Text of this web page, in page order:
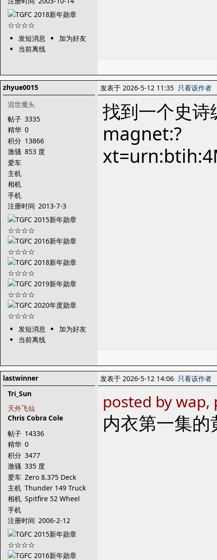
发短消息
加为好友
当前离线
zhyue0015
混世魔头
帖子 3335
精华 0
积分 13866
激骚 853 度
爱车
主机
相机
手机
注册时间 2013-7-3
发短消息
加为好友
当前离线
发表于 2026-5-12 11:35 只看该作者
找到一个史
magnet:?
lastwinner
Tri_Sun
天外飞仙
Chris Cobra Cole
帖子 14336
精华 0
积分 3477
激骚 335 度
爱车 Zero 8.375 Deck
主机 Thunder 149 Truck
相机 Spitfire 52 Wheel
手机
注册时间 2006-2-12
发表于 2026-5-12 14:06 只看该作者
posted by
内衣第一集